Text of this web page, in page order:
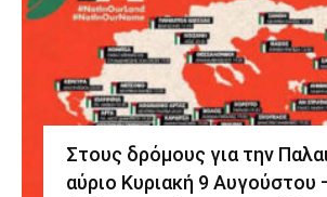
Στους δρόμους για την
αύριο Κυριακή 9 Αυγούστου